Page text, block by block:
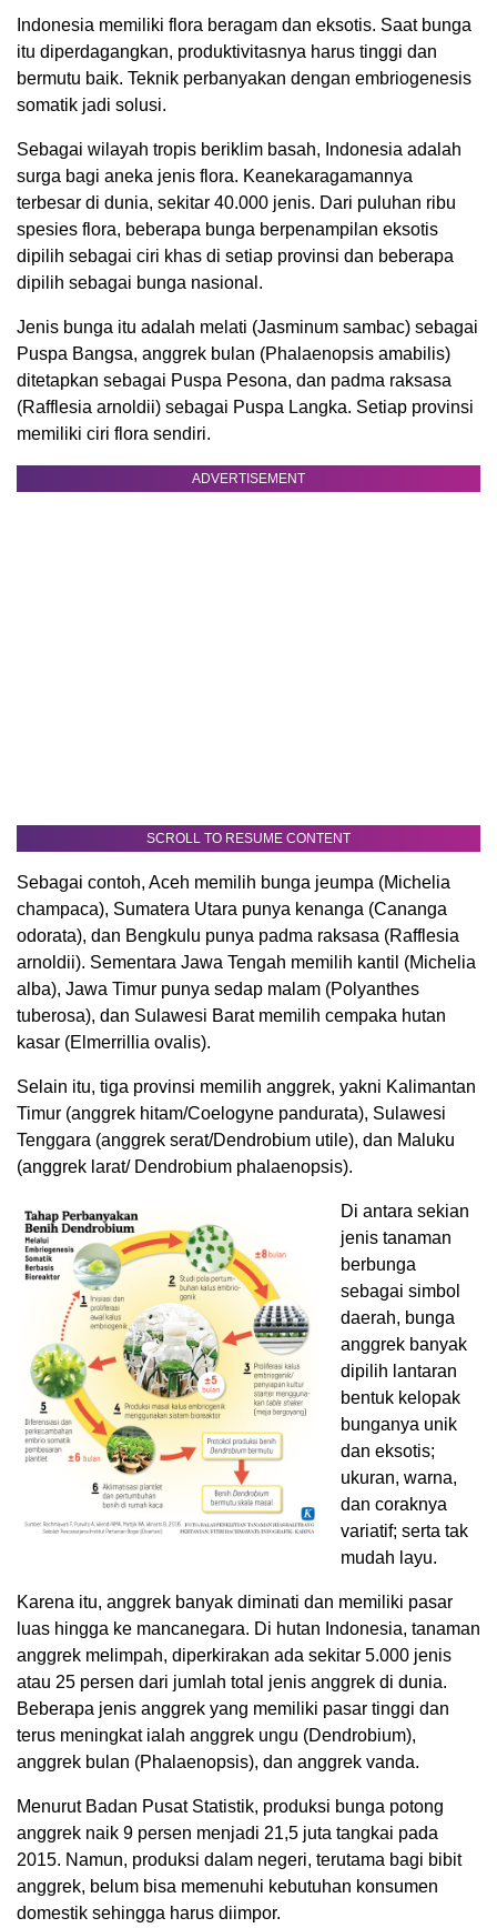
Indonesia memiliki flora beragam dan eksotis. Saat bunga
itu diperdagangkan, produktivitasnya harus tinggi dan
bermutu baik. Teknik perbanyakan dengan embriogenesis
somatik jadi solusi.
Sebagai wilayah tropis beriklim basah, Indonesia adalah
surga bagi aneka jenis flora. Keanekaragamannya
terbesar di dunia, sekitar 40.000 jenis. Dari puluhan ribu
spesies flora, beberapa bunga berpenampilan eksotis
dipilih sebagai ciri khas di setiap provinsi dan beberapa
dipilih sebagai bunga nasional.
Jenis bunga itu adalah melati (Jasminum sambac) sebagai
Puspa Bangsa, anggrek bulan (Phalaenopsis amabilis)
ditetapkan sebagai Puspa Pesona, dan padma raksasa
(Rafflesia arnoldii) sebagai Puspa Langka. Setiap provinsi
memiliki ciri flora sendiri.
ADVERTISEMENT
SCROLL TO RESUME CONTENT
Sebagai contoh, Aceh memilih bunga jeumpa (Michelia
champaca), Sumatera Utara punya kenanga (Cananga
odorata), dan Bengkulu punya padma raksasa (Rafflesia
arnoldii). Sementara Jawa Tengah memilih kantil (Michelia
alba), Jawa Timur punya sedap malam (Polyanthes
tuberosa), dan Sulawesi Barat memilih cempaka hutan
kasar (Elmerrillia ovalis).
Selain itu, tiga provinsi memilih anggrek, yakni Kalimantan
Timur (anggrek hitam/Coelogyne pandurata), Sulawesi
Tenggara (anggrek serat/Dendrobium utile), dan Maluku
(anggrek larat/ Dendrobium phalaenopsis).
Di antara sekian
jenis tanaman
berbunga
sebagai simbol
daerah, bunga
anggrek banyak
dipilih lantaran
bentuk kelopak
bunganya unik
dan eksotis;
ukuran, warna,
dan coraknya
variatif; serta tak
mudah layu.
Karena itu, anggrek banyak diminati dan memiliki pasar
luas hingga ke mancanegara. Di hutan Indonesia, tanaman
anggrek melimpah, diperkirakan ada sekitar 5.000 jenis
atau 25 persen dari jumlah total jenis anggrek di dunia.
Beberapa jenis anggrek yang memiliki pasar tinggi dan
terus meningkat ialah anggrek ungu (Dendrobium),
anggrek bulan (Phalaenopsis), dan anggrek vanda.
Menurut Badan Pusat Statistik, produksi bunga potong
anggrek naik 9 persen menjadi 21,5 juta tangkai pada
2015. Namun, produksi dalam negeri, terutama bagi bibit
anggrek, belum bisa memenuhi kebutuhan konsumen
domestik sehingga harus diimpor.